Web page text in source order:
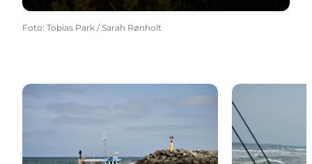
Foto: Tobias Park / Sarah Rønholt
Fiskeri i Vesterhavet Surfcasting